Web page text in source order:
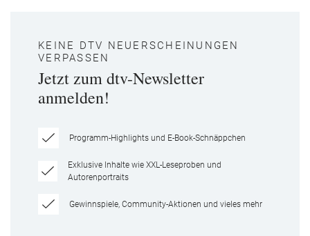
KEINE DTV NEUERSCHEINUNGEN
VERPASSEN
Jetzt zum dtv-Newsletter
anmelden!
Programm-Highlights und E-Book-Schnäppchen
Exklusive Inhalte wie XXL-Leseproben und
Autorenportraits
Gewinnspiele, Community-Aktionen und vieles mehr